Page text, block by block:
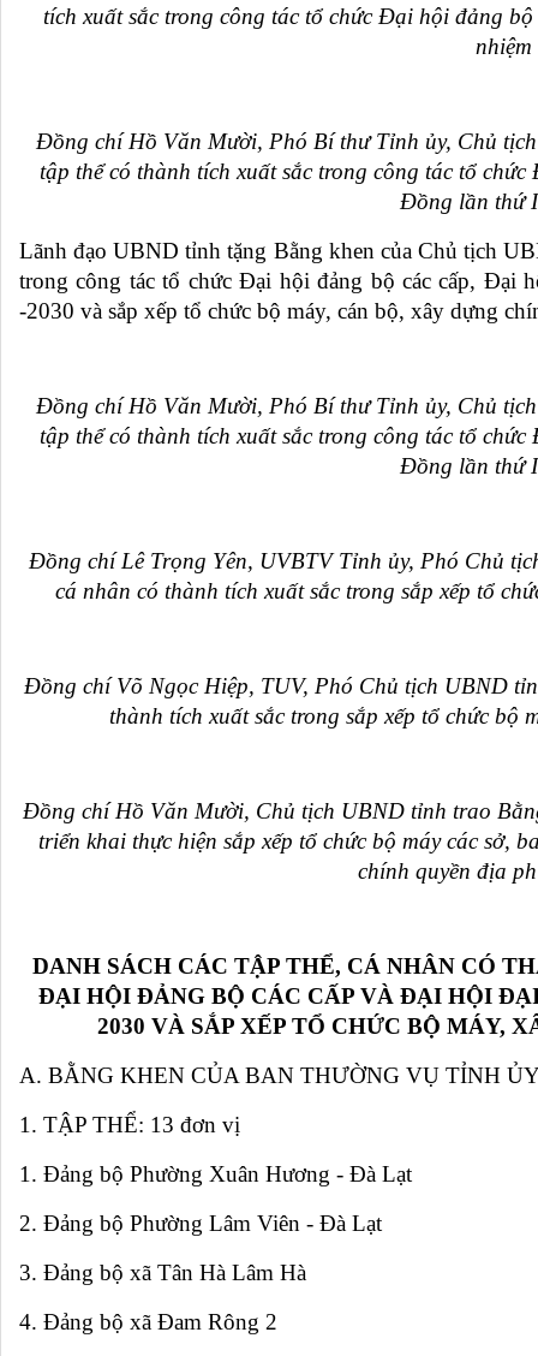
tích xuất sắc trong công tác tổ chức Đại hội đảng
Đồng chí Hồ Văn Mười, Phó Bí thư Tỉnh ủy, Chủ
tập thể có thành tích xuất sắc trong công tác tổ
Đồng lần thứ
Lãnh đạo UBND tỉnh tặng Bằng khen của Chủ tịch
trong công tác tổ chức Đại hội đảng bộ các cấp,
-2030 và sắp xếp tổ chức bộ máy, cán bộ, xây dựng
Đồng chí Hồ Văn Mười, Phó Bí thư Tỉnh ủy, Chủ
tập thể có thành tích xuất sắc trong công tác tổ
Đồng lần thứ
Đồng chí Lê Trọng Yên, UVBTV Tỉnh ủy, Phó Chủ
cá nhân có thành tích xuất sắc trong sắp xếp tổ
Đồng chí Võ Ngọc Hiệp, TUV, Phó Chủ tịch UBND
thành tích xuất sắc trong sắp xếp tổ chức bộ
Đồng chí Hồ Văn Mười, Chủ tịch UBND tỉnh trao
triển khai thực hiện sắp xếp tổ chức bộ máy các sở,
chính quyền địa
DANH SÁCH CÁC TẬP THỂ, CÁ NHÂN CÓ
ĐẠI HỘI ĐẢNG BỘ CÁC CẤP VÀ ĐẠI HỘI
2030 VÀ SẮP XẾP TỔ CHỨC BỘ MÁY,
A. BẰNG KHEN CỦA BAN THƯỜNG VỤ TỈNH
1. TẬP THỂ: 13 đơn vị
1. Đảng bộ Phường Xuân Hương - Đà Lạt
2. Đảng bộ Phường Lâm Viên - Đà Lạt
3. Đảng bộ xã Tân Hà Lâm Hà
4. Đảng bộ xã Đam Rông 2